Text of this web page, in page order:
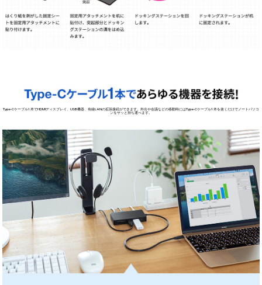
机に固定・取り外しが簡単にできるアタッチメント付きのドッキングステーションです。重たいケーブルをつない
す。